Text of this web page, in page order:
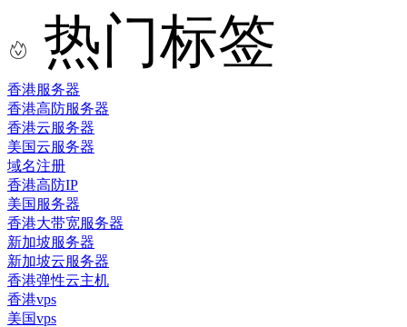
热门标签
香港服务器
香港高防服务器
香港云服务器
美国云服务器
域名注册
香港高防IP
美国服务器
香港大带宽服务器
新加坡服务器
新加坡云服务器
香港弹性云主机
香港vps
美国vps